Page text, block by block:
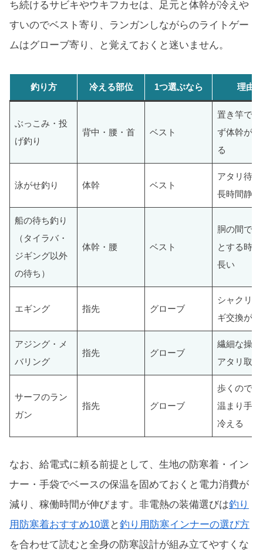
ち続けるサビキやウキフカセは、足元と体幹が冷えや
すいのでベスト寄り、ランガンしながらのライトゲー
ムはグローブ寄り、と覚えておくと迷いません。
釣り方 冷える部位 1つ選ぶなら 理由
ぶっこみ・投
げ釣り
背中・腰・首 ベスト
置き竿で動
ず体幹が冷
る
泳がせ釣り 体幹 ベスト
アタリ待ち
長時間静止
船の待ち釣り
（タイラバ・
ジギング以外
の待ち）
体幹・腰 ベスト
胴の間でじ
とする時間
長い
エギング 指先 グローブ
シャクリと
ギ交換が頻
アジング・メ
バリング
指先 グローブ
繊細な操作
アタリ取り
サーフのラン
ガン
指先 グローブ
歩くので体
温まり手だ
冷える
なお、給電式に頼る前提として、生地の防寒着・イン
ナー・手袋でベースの保温を固めておくと電力消費が
減り、稼働時間が伸びます。非電熱の装備選びは釣り
用防寒着おすすめ10選 と釣り用防寒インナーの選び方
を合わせて読むと全身の防寒設計が組み立てやすくな